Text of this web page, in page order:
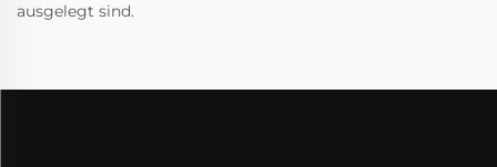
ausgelegt sind.